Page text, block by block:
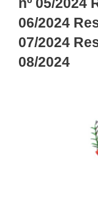
nº 05/2024
06/2024
07/2024
08/2024